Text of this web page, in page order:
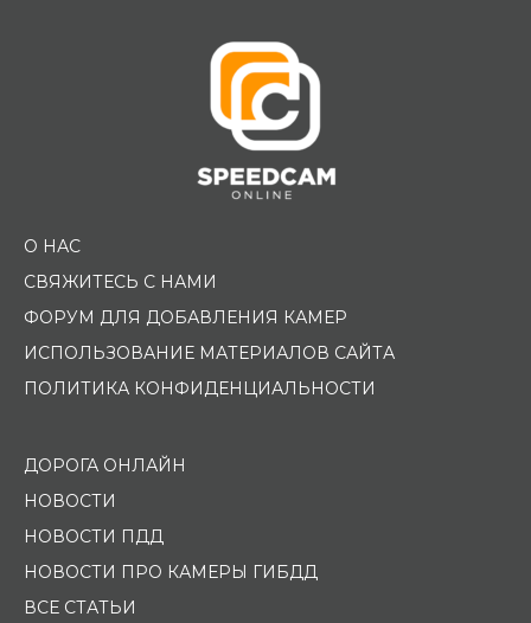
О НАС
СВЯЖИТЕСЬ С НАМИ
ФОРУМ ДЛЯ ДОБАВЛЕНИЯ КАМЕР
ИСПОЛЬЗОВАНИЕ МАТЕРИАЛОВ САЙТА
ПОЛИТИКА КОНФИДЕНЦИАЛЬНОСТИ
ДОРОГА ОНЛАЙН
НОВОСТИ
НОВОСТИ ПДД
НОВОСТИ ПРО КАМЕРЫ ГИБДД
ВСЕ СТАТЬИ